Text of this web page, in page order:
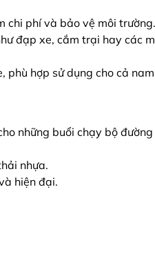
chi phí và bảo vệ môi trường.
đạp xe, cắm trại hay các
hợp sử dụng cho cả
những buổi chạy bộ
nhựa.
hiện đại.